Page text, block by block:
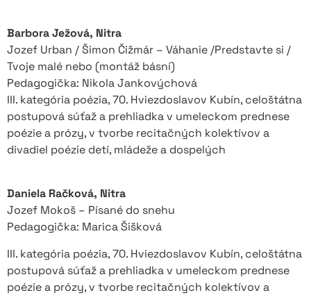
Barbora Ježová, Nitra
Jozef Urban / Šimon Čižmár – Váhanie /Predstavte si /
Tvoje malé nebo (montáž básní)
Pedagogička: Nikola Jankovýchová
III. kategória poézia, 70. Hviezdoslavov Kubín, celoštátna
postupová súťaž a prehliadka v umeleckom prednese
poézie a prózy, v tvorbe recitačných kolektívov a
divadiel poézie detí, mládeže a dospelých
Daniela Račková, Nitra
Jozef Mokoš – Písané do snehu
Pedagogička: Marica Šišková
III. kategória poézia, 70. Hviezdoslavov Kubín, celoštátna
postupová súťaž a prehliadka v umeleckom prednese
poézie a prózy, v tvorbe recitačných kolektívov a